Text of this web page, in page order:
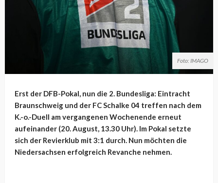
Foto: IMAGO
Erst der DFB-Pokal, nun die 2. Bundesliga: Eintracht
Braunschweig und der FC Schalke 04 treffen nach dem
K.-o.-Duell am vergangenen Wochenende erneut
aufeinander (20. August, 13.30 Uhr). Im Pokal setzte
sich der Revierklub mit 3:1 durch. Nun möchten die
Niedersachsen erfolgreich Revanche nehmen.